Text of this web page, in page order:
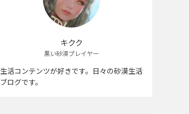
キクク
黒い砂漠プレイヤー
生活コンテンツが好きです。日々の砂漠生活
ブログです。